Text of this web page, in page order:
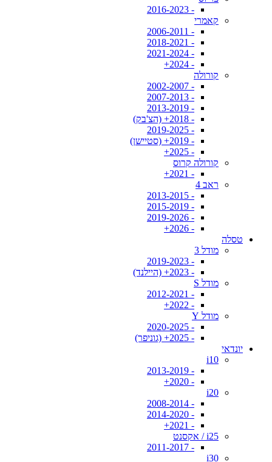
- 2016-2023
קאמרי
- 2006-2011
- 2018-2021
- 2021-2024
- 2024+
קורולה
- 2002-2007
- 2007-2013
- 2013-2019
- 2018+ (הצ'בק)
- 2019-2025
- 2019+ (סטיישן)
- 2025+
קורולה קרוס
- 2021+
ראב 4
- 2013-2015
- 2015-2019
- 2019-2026
- 2026+
טסלה
מודל 3
- 2019-2023
- 2023+ (היילנד)
מודל S
- 2012-2021
- 2022+
מודל Y
- 2020-2025
- 2025+ (גוניפר)
יונדאי
i10
- 2013-2019
- 2020+
i20
- 2008-2014
- 2014-2020
- 2021+
i25 / אקסנט
- 2011-2017
i30